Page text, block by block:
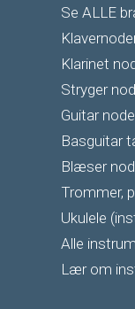
Se ALLE
Klarinet
Stryger
Guitar
Basguitar
Blæser
Trommer,
Ukulele
Alle
Lær om